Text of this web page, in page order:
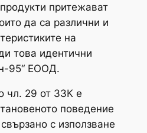
притежават
да са различни и
на
това идентични
95“ ЕООД.
чл. 29 от ЗЗК е
поведение
с използване